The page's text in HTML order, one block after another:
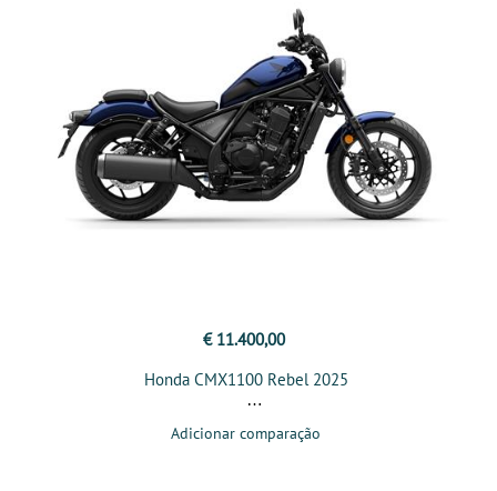
€ 11.400,00
Honda CMX1100 Rebel 2025
Adicionar comparação